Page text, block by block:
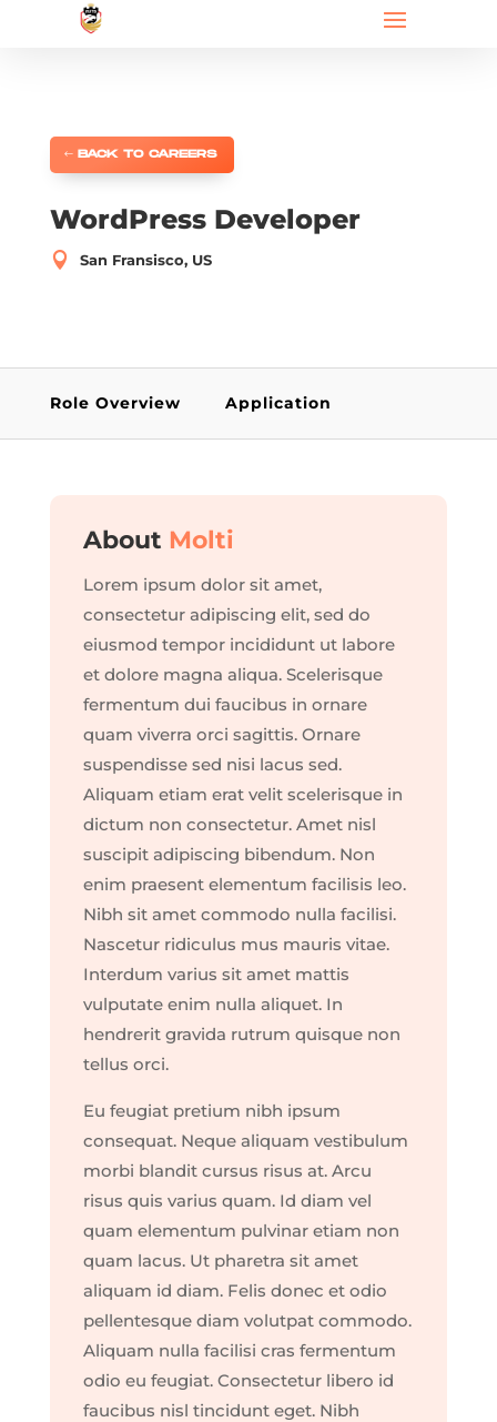
BACK TO CAREERS
WordPress Developer
 San Fransisco, US
Role Overview Application
About Molti
Lorem ipsum dolor sit amet,
consectetur adipiscing elit, sed do
eiusmod tempor incididunt ut labore
et dolore magna aliqua. Scelerisque
fermentum dui faucibus in ornare
quam viverra orci sagittis. Ornare
suspendisse sed nisi lacus sed.
Aliquam etiam erat velit scelerisque in
dictum non consectetur. Amet nisl
suscipit adipiscing bibendum. Non
enim praesent elementum facilisis leo.
Nibh sit amet commodo nulla facilisi.
Nascetur ridiculus mus mauris vitae.
Interdum varius sit amet mattis
vulputate enim nulla aliquet. In
hendrerit gravida rutrum quisque non
tellus orci.
Eu feugiat pretium nibh ipsum
consequat. Neque aliquam vestibulum
morbi blandit cursus risus at. Arcu
risus quis varius quam. Id diam vel
quam elementum pulvinar etiam non
quam lacus. Ut pharetra sit amet
aliquam id diam. Felis donec et odio
pellentesque diam volutpat commodo.
Aliquam nulla facilisi cras fermentum
odio eu feugiat. Consectetur libero id
faucibus nisl tincidunt eget. Nibh